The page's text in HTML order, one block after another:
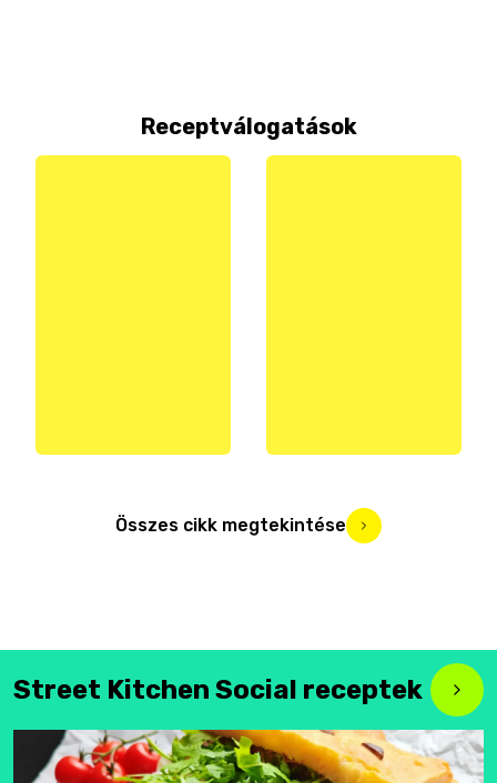
Receptválogatások
Összes cikk megtekintése
Street Kitchen Social receptek